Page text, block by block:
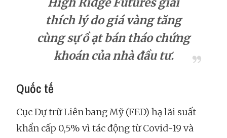
thích lý do giá vàng tăng
cùng sự ồ ạt bán tháo chứng
khoán của nhà đầu tư.
Quốc tế
Cục Dự trữ Liên bang Mỹ (FED) hạ lãi suất
khẩn cấp 0,5% vì tác động từ Covid-19 và